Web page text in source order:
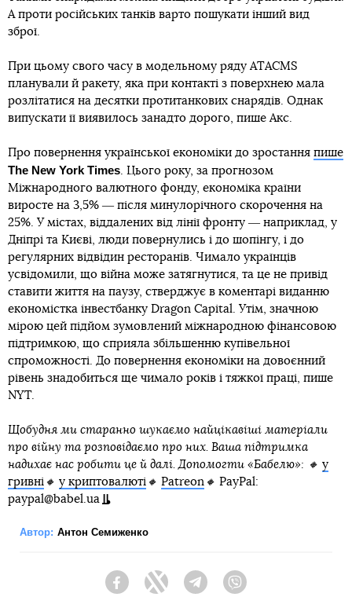
А проти російських танків варто пошукати інший вид
зброї.
При цьому свого часу в модельному ряду ATACMS
планували й ракету, яка при контакті з поверхнею мала
розлітатися на десятки протитанкових снарядів. Однак
випускати її виявилось занадто дорого, пише Акс.
Про повернення української економіки до зростання пише
The New York Times. Цього року, за прогнозом
Міжнародного валютного фонду, економіка країни
виросте на 3,5% ― після минулорічного скорочення на
25%. У містах, віддалених від лінії фронту ― наприклад, у
Дніпрі та Києві, люди повернулись і до шопінгу, і до
регулярних відвідин ресторанів. Чимало українців
усвідомили, що війна може затягнутися, та це не привід
ставити життя на паузу, стверджує в коментарі виданню
економістка інвестбанку Dragon Capital. Утім, значною
мірою цей підйом зумовлений міжнародною фінансовою
підтримкою, що сприяла збільшенню купівельної
спроможності. До повернення економіки на довоєнний
рівень знадобиться ще чимало років і тяжкої праці, пише
NYT.
Щобудня ми старанно шукаємо найцікавіші матеріали
про війну та розповідаємо про них. Ваша підтримка
надихає нас робити це й далі. Допомогти «Бабелю»: 🔸 у
гривні 🔸 у криптовалюті 🔸 Patreon 🔸 PayPal:
paypal@babel.ua
Автор: Антон Семиженко
FacebookTwitter Telegram